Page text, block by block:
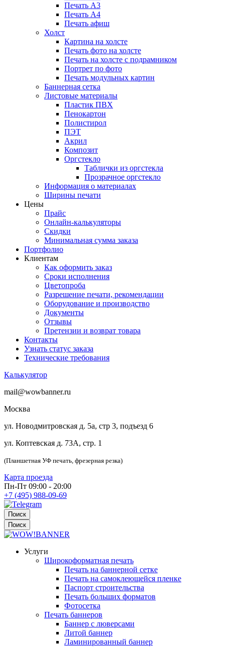
Печать А3
Печать А4
Печать афиш
Холст
Картина на холсте
Печать фото на холсте
Печать на холсте с подрамником
Портрет по фото
Печать модульных картин
Баннерная сетка
Листовые материалы
Пластик ПВХ
Пенокартон
Полистирол
ПЭТ
Акрил
Композит
Оргстекло
Таблички из оргстекла
Прозрачное оргстекло
Информация о материалах
Ширины печати
Цены
Прайс
Онлайн-калькуляторы
Скидки
Минимальная сумма заказа
Портфолио
Клиентам
Как оформить заказ
Сроки исполнения
Цветопроба
Разрешение печати, рекомендации
Оборудование и производство
Документы
Отзывы
Претензии и возврат товара
Контакты
Узнать статус заказа
Технические требования
Калькулятор
mail@wowbanner.ru
Москва
ул. Новодмитровская д. 5а, стр 3, подъезд 6
ул. Коптевская д. 73А, стр. 1
(Планшетная УФ печать, фрезерная резка)
Карта проезда
Пн-Пт 09:00 - 20:00
+7 (495) 988-09-69
Поиск
Поиск
Услуги
Широкоформатная печать
Печать на баннерной сетке
Печать на самоклеющейся пленке
Паспорт строительства
Печать больших форматов
Фотосетка
Печать баннеров
Баннер с люверсами
Литой баннер
Ламинированный баннер